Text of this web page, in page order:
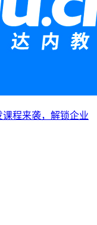
程来袭，解锁企业